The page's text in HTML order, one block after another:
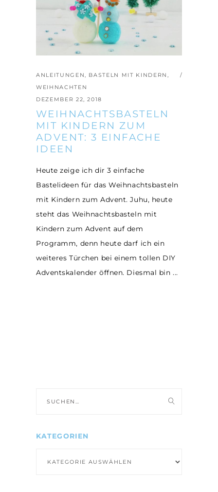
ANLEITUNGEN, BASTELN MIT KINDERN ,
WEIHNACHTEN
DEZEMBER 22, 2018
WEIHNACHTSBASTELN
MIT KINDERN ZUM
ADVENT: 3 EINFACHE
IDEEN
Heute zeige ich dir 3 einfache
Bastelideen für das Weihnachtsbasteln
mit Kindern zum Advent. Juhu, heute
steht das Weihnachtsbasteln mit
Kindern zum Advent auf dem
Programm, denn heute darf ich ein
weiteres Türchen bei einem tollen DIY
Adventskalender öffnen. Diesmal bin
nach:
KATEGORIEN